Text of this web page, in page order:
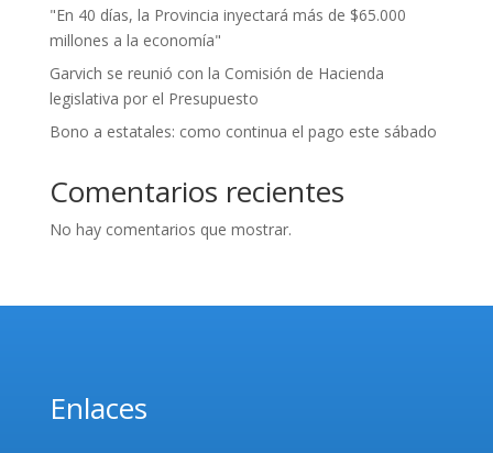
"En 40 días, la Provincia inyectará más de $65.000
millones a la economía"
Garvich se reunió con la Comisión de Hacienda
legislativa por el Presupuesto
Bono a estatales: como continua el pago este sábado
Comentarios recientes
No hay comentarios que mostrar.
Enlaces